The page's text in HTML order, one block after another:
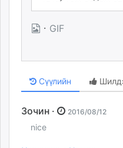
· GIF
Сүүлийн
Зочин · 2016/08/12
nice